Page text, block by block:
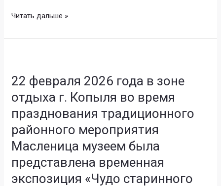
«В»
№
г.
Копыля
имени
Тишки
Гартного»
проведена
Читать дальше »
22 февраля 2026 года в зоне
отдыха г. Копыля во время
празднования традиционного
районного мероприятия
Масленица музеем была
представлена временная
экспозиция «Чудо старинного
2026
в
зоне
отдыха
г.
Копыля
во
время